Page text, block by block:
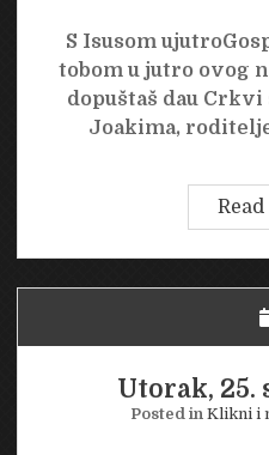
S Isusom
tobom u jutro ovog
dopuštaš dau
Joakima,
Utorak, 25.
Posted in Klikni i